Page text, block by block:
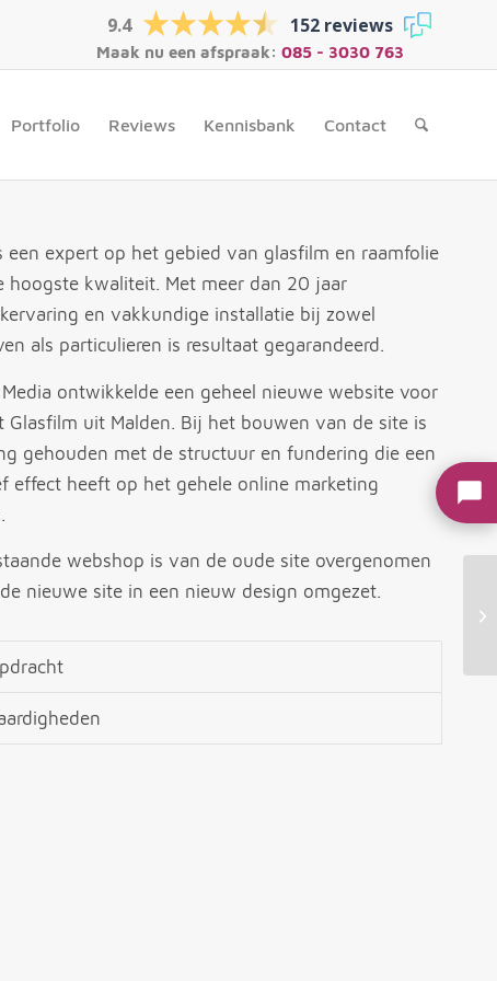
9.4 152 reviews
Maak nu een afspraak: 085 - 3030 763
Portfolio Reviews Kennisbank Contact
een expert op het gebied van glasfilm en raamfolie
hoogste kwaliteit. Met meer dan 20 jaar
en vakkundige installatie bij zowel
als particulieren is resultaat gegarandeerd.
ontwikkelde een geheel nieuwe website voor
Glasfilm uit Malden. Bij het bouwen van de site is
gehouden met de structuur en fundering die een
effect heeft op het gehele online marketing
webshop is van de oude site overgenomen
nieuwe site in een nieuw design omgezet.